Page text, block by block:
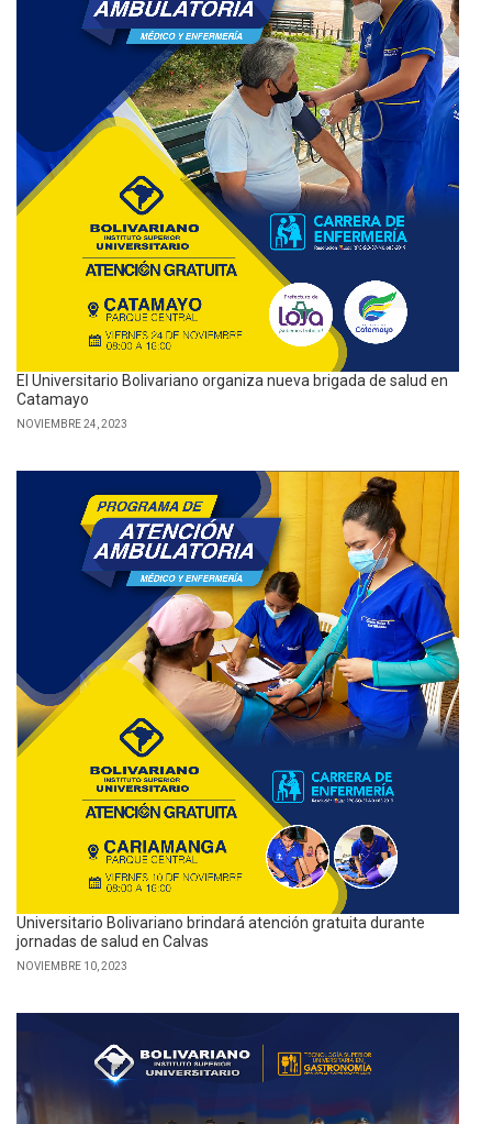
El Universitario Bolivariano organiza nueva brigada de salud en
Catamayo
NOVIEMBRE 24, 2023
Universitario Bolivariano brindará atención gratuita durante
jornadas de salud en Calvas
NOVIEMBRE 10, 2023